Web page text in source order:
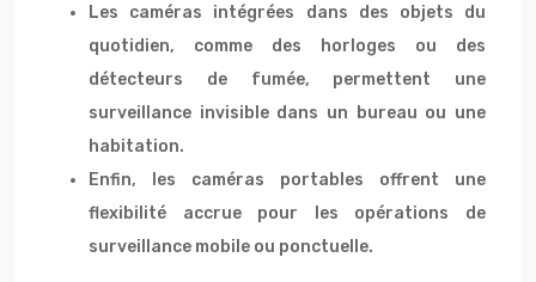
Les caméras intégrées dans des objets du
quotidien, comme des horloges ou des
détecteurs de fumée, permettent une
surveillance invisible dans un bureau ou une
habitation.
Enfin, les caméras portables offrent une
flexibilité accrue pour les opérations de
surveillance mobile ou ponctuelle.